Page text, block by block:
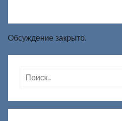
Обсуждение закрыто.